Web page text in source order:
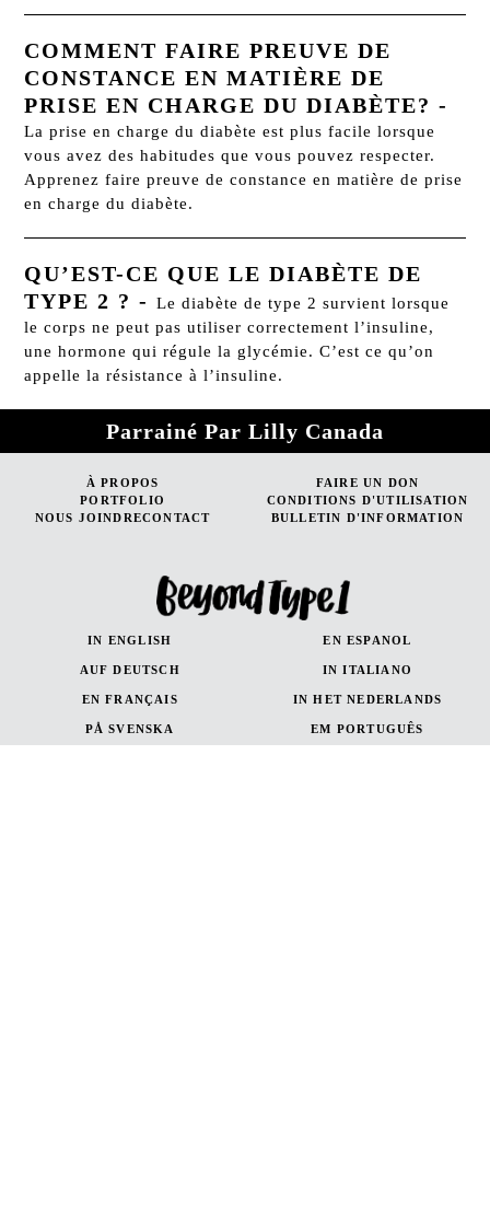
COMMENT FAIRE PREUVE DE
CONSTANCE EN MATIÈRE DE
PRISE EN CHARGE DU DIABÈTE? -
La prise en charge du diabète est plus facile lorsque
vous avez des habitudes que vous pouvez respecter.
Apprenez faire preuve de constance en matière de prise
en charge du diabète.
QU’EST-CE QUE LE DIABÈTE DE
TYPE 2 ? -Le diabète de type 2 survient lorsque
le corps ne peut pas utiliser correctement l’insuline,
une hormone qui régule la glycémie. C’est ce qu’on
appelle la résistance à l’insuline.
Parrainé Par Lilly Canada
À PROPOS
FAIRE UN DON
PORTFOLIO
CONDITIONS D'UTILISATION
NOUS JOINDRECONTACT
BULLETIN D'INFORMATION
IN ENGLISH EN ESPANOL
AUF DEUTSCH IN ITALIANO
EN FRANÇAIS IN HET NEDERLANDS
PÅ SVENSKA EM PORTUGUÊS